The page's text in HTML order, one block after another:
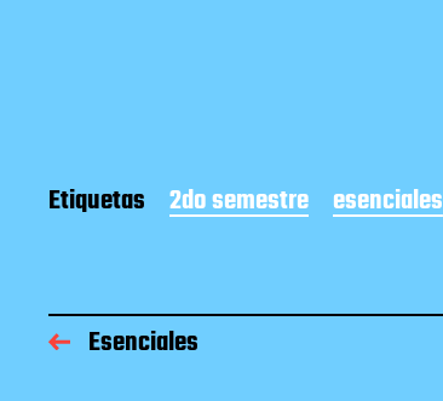
Etiquetas 2do semestre esenciales
Esenciales